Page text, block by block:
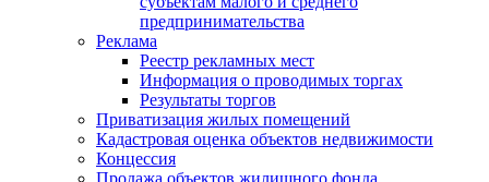
предпринимательства
Реклама
Реестр рекламных мест
Информация о проводимых торгах
Результаты торгов
Приватизация жилых помещений
Кадастровая оценка объектов недвижимости
Концессия
Продажа объектов жилищного фонда